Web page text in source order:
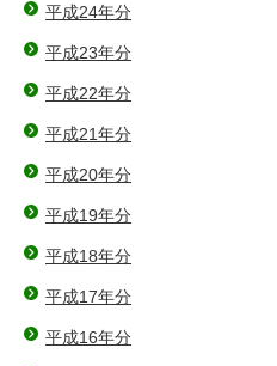
平成24年分
平成23年分
平成22年分
平成21年分
平成20年分
平成19年分
平成18年分
平成17年分
平成16年分